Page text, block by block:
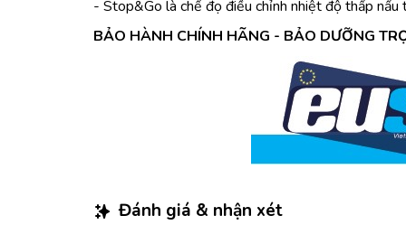
- Stop&Go là chế đọ điều chỉnh nhiệt độ thấp
BẢO HÀNH CHÍNH HÃNG - BẢO DƯỠNG
Đánh giá & nhận xét